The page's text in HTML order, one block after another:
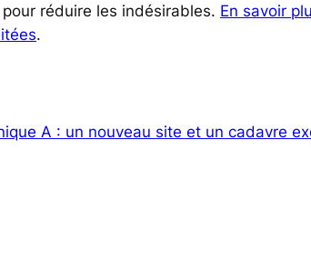
réduire les indésirables. En savoir
.
A : un nouveau site et un cadavre